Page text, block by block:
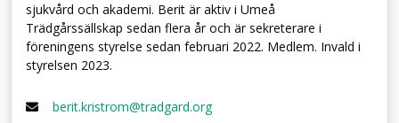
sjukvård och akademi. Berit är aktiv i Umeå
Trädgårssällskap sedan flera år och är sekreterare i
föreningens styrelse sedan februari 2022. Medlem. Invald i
styrelsen 2023.
berit.kristrom@tradgard.org